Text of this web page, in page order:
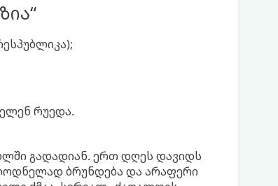
რუედა.
გადადიან. ერთ დღეს დავიდს
ბრუნდება და არაფერი